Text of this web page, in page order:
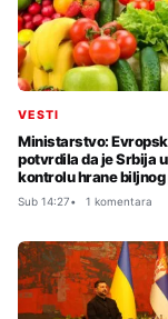
VESTI
Ministarstvo:
potvrdila da je Srbija
kontrolu hrane
Sub 14:27 1 komentara